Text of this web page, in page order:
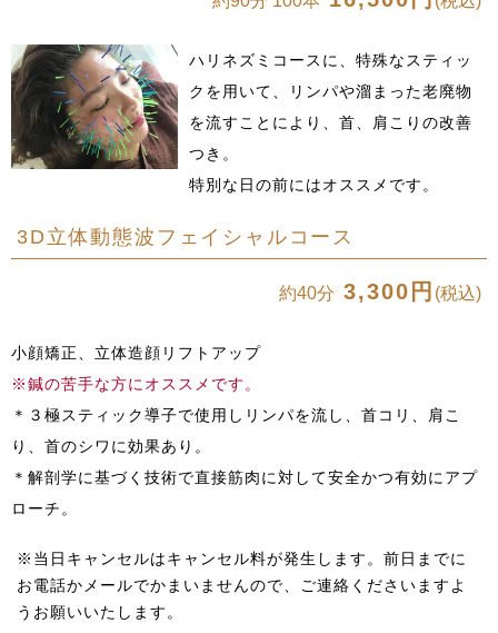
ハリネズミコースに、特殊なスティッ
クを用いて、リンパや溜まった老廃物
を流すことにより、首、肩こりの改善
つき。
特別な日の前にはオススメです。
3D立体動態波フェイシャルコース
約40分 3,300円 (税込)
小顔矯正、立体造顔リフトアップ
※鍼の苦手な方にオススメです。
＊３極スティック導子で使用しリンパを流し、首コリ、肩こ
り、首のシワに効果あり。
＊解剖学に基づく技術で直接筋肉に対して安全かつ有効にアプ
ローチ。
※当日キャンセルはキャンセル料が発生します。前日までに
お電話かメールでかまいませんので、ご連絡くださいますよ
うお願いいたします。